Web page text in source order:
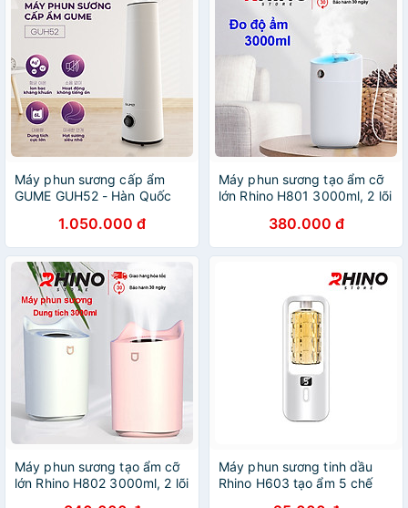
Máy phun sương cấp ẩm
GUME GUH52 - Hàn Quốc
1.050.000 đ
Máy phun sương tạo ẩm cỡ
lớn Rhino H801 3000ml, 2 lõi
dung tích lớn cho không
gian rộng - Hàng chính hãng
380.000 đ
Máy phun sương tạo ẩm cỡ
lớn Rhino H802 3000ml, 2 lõi
Máy phun sương tinh dầu
Rhino H603 tạo ẩm 5 chế